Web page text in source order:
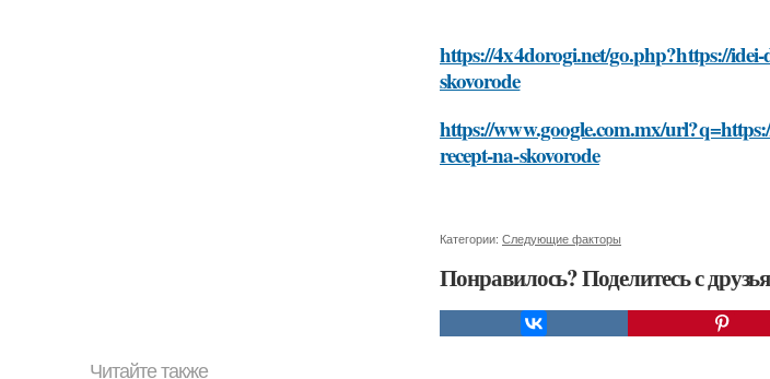
https://4x4dorogi.net/go.php?https://
skovorode
https://www.google.com.mx/
recept-na-skovorode
Категории: Следующие факторы
Понравилось? Поделитесь с
Читайте также